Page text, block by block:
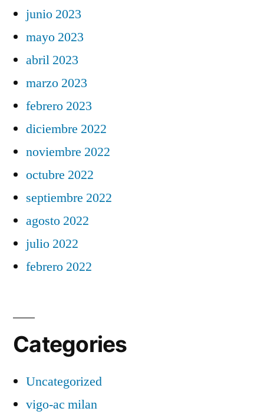
junio 2023
mayo 2023
abril 2023
marzo 2023
febrero 2023
diciembre 2022
noviembre 2022
octubre 2022
septiembre 2022
agosto 2022
julio 2022
febrero 2022
Categories
Uncategorized
vigo-ac milan